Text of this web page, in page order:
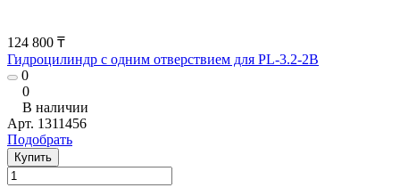
124 800 ₸
Гидроцилиндр с одним отверствием для PL-3.2-2B
0
0
В наличии
Арт. 1311456
Подобрать
Купить